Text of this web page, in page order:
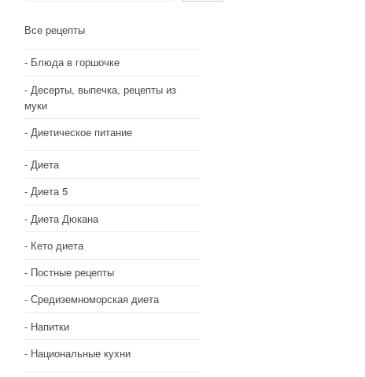
Все рецепты
Блюда в горшочке
Десерты, выпечка, рецепты из
муки
Диетическое питание
Диета
Диета 5
Диета Дюкана
Кето диета
Постные рецепты
Средиземноморская диета
Напитки
Национальные кухни